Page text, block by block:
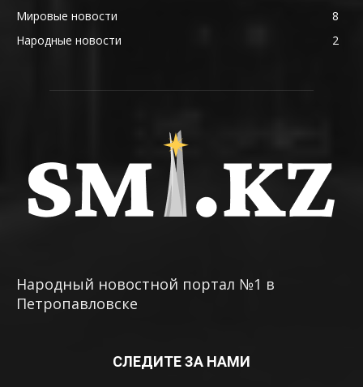
Мировые новости
8
Народные новости
2
Народный новостной портал №1 в
Петропавловске
СЛЕДИТЕ ЗА НАМИ